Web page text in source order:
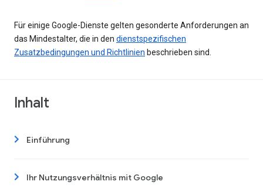
Für einige Google-Dienste gelten gesonderte Anforderungen an
das Mindestalter, die in den dienstspezifischen
Zusatzbedingungen und Richtlinien beschrieben sind.
Inhalt
Einführung
Ihr Nutzungsverhältnis mit Google